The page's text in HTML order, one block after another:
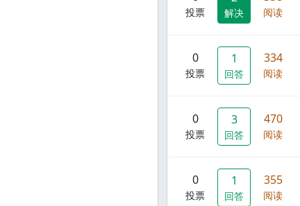
投票 解决 阅读
0
投票
1
回答
334
阅读
0
投票
3
回答
470
阅读
0
投票
1
回答
355
阅读